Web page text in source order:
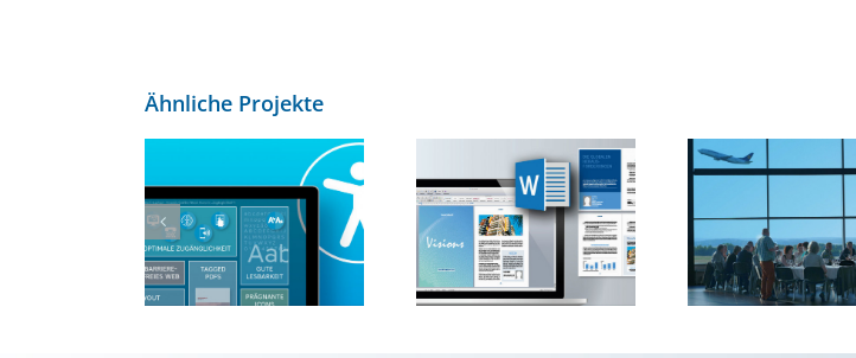
Ähnliche Projekte
Professionelle
Word-Vorlagen für
Exposés,
Gutachten,
Leitfäden und
Berichte
Event- und
Veranstaltungsdesign
für Fachtagungen
+ Kongresse
Kultur-
Musik-
und